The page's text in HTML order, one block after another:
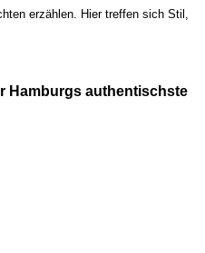
erzählen. Hier treffen sich Stil,
Hamburgs authentischste